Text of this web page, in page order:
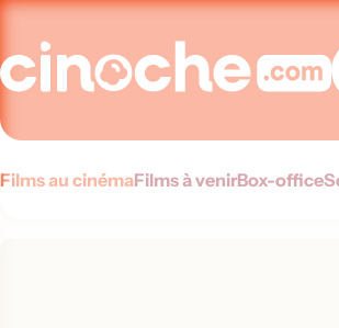
Films au cinémaFilms à venirBox-office